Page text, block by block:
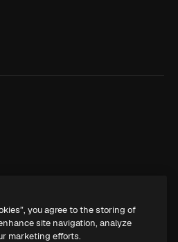
you agree to the storing of
site navigation, analyze
marketing efforts.